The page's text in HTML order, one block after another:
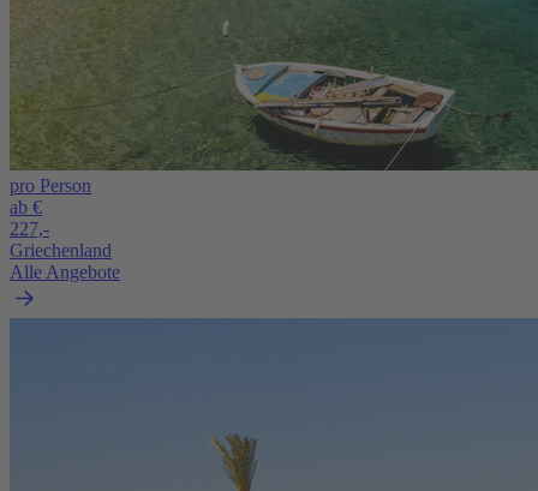
pro Person
ab €
227,-
Griechenland
Alle Angebote